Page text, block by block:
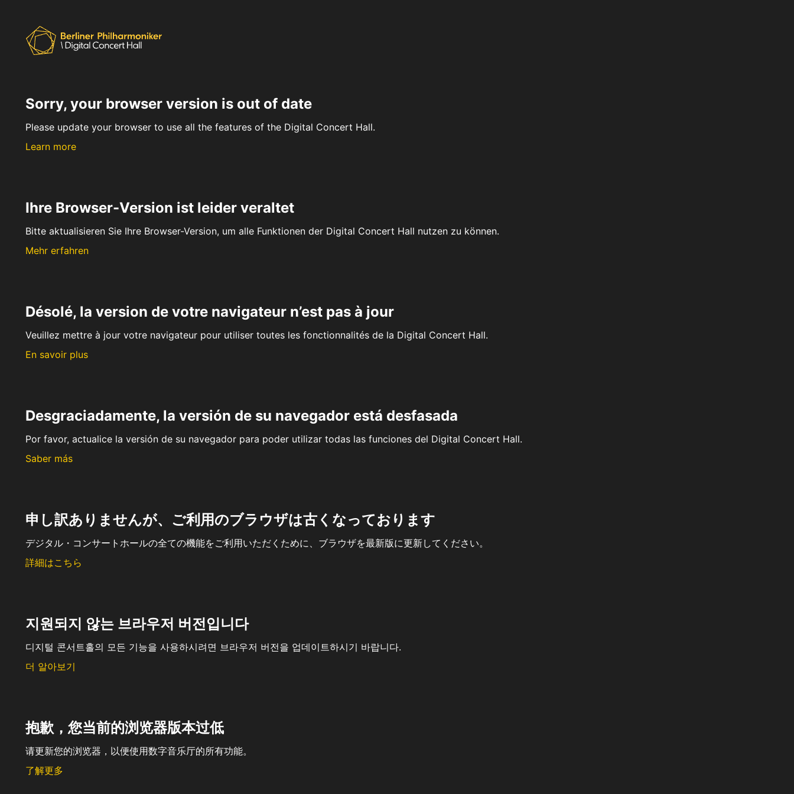
Sorry, your browser version is out of date
Please update your browser to use all the features of the Digital Concert Hall.
Learn more
Ihre Browser-Version ist leider veraltet
Bitte aktualisieren Sie Ihre Browser-Version, um alle Funktionen der Digital Concert Hall nutzen zu können.
Mehr erfahren
Désolé, la version de votre navigateur n’est pas à jour
Veuillez mettre à jour votre navigateur pour utiliser toutes les fonctionnalités de la Digital Concert Hall.
En savoir plus
Desgraciadamente, la versión de su navegador está desfasada
Por favor, actualice la versión de su navegador para poder utilizar todas las funciones del Digital Concert Hall.
Saber más
申し訳ありませんが、ご利用のブラウザは古くなっております
デジタル・コンサートホールの全ての機能をご利用いただくために、ブラウザを最新版に更新してください。
詳細はこちら
지원되지 않는 브라우저 버전입니다
디지털 콘서트홀의 모든 기능을 사용하시려면 브라우저 버전을 업데이트하시기 바랍니다.
더 알아보기
抱歉，您当前的浏览器版本过低
请更新您的浏览器，以便使用数字音乐厅的所有功能。
了解更多